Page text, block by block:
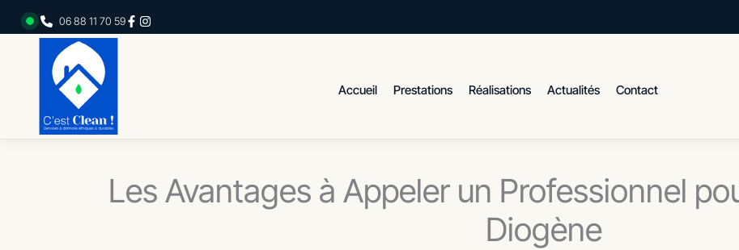
06 88 11 70 59
Accueil Prestations Réalisations Actualités Contact
Les Avantages à Appeler un Professionnel
Diogène